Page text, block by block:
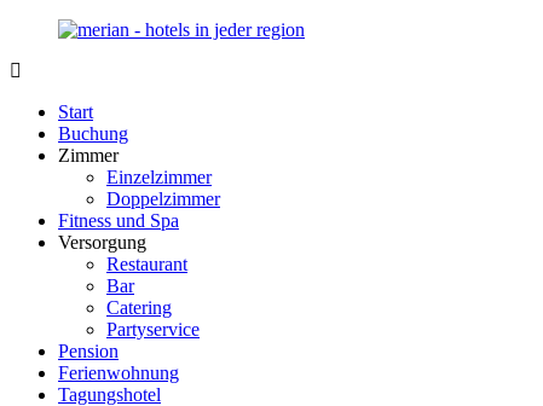
Zurück
Inhalt
Hotel.de
Portal
Hotels,
Unterkunft
Reisen
Deutschland
Start
Buchung
Zimmer
Einzelzimmer
Doppelzimmer
Fitness und Spa
Versorgung
Restaurant
Bar
Catering
Partyservice
Pension
Ferienwohnung
Tagungshotel